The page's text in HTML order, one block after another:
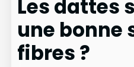
Les dattes
une bonne
fibres ?